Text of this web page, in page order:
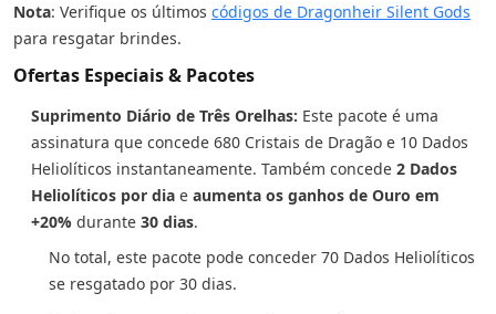
Nota: Verifique os últimos códigos de Dragonheir Silent Gods
para resgatar brindes.
Ofertas Especiais & Pacotes
Suprimento Diário de Três Orelhas: Este pacote é uma
assinatura que concede 680 Cristais de Dragão e 10 Dados
Heliolíticos instantaneamente. Também concede 2 Dados
Heliolíticos por dia e aumenta os ganhos de Ouro em
+20% durante 30 dias.
No total, este pacote pode conceder 70 Dados Heliolíticos
se resgatado por 30 dias.